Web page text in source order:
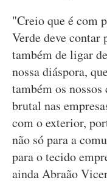
"Creio que é com
Verde deve contar
também de ligar
nossa diáspora,
também os
brutal nas
com o exterior,
não só para a
para o tecido
ainda Abraão